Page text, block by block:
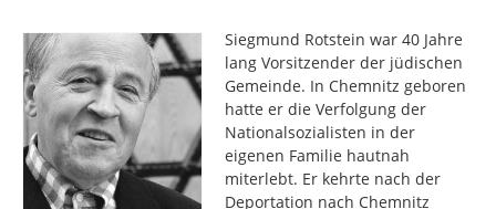
Siegmund Rotstein war 40 Jahre
lang Vorsitzender der jüdischen
Gemeinde. In Chemnitz geboren
hatte er die Verfolgung der
Nationalsozialisten in der
eigenen Familie hautnah
miterlebt. Er kehrte nach der
Deportation nach Chemnitz